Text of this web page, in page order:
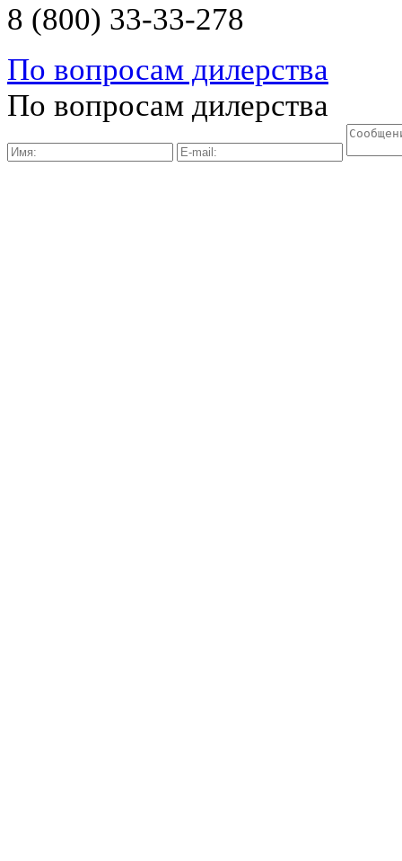
8 (800) 33-33-278
По вопросам дилерства
По вопросам дилерства